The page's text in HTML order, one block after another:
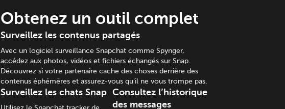
Obtenez un outil complet
Surveillez les contenus partagés
Avec un logiciel surveillance Snapchat comme Spynger,
accédez aux photos, vidéos et fichiers échangés sur Snap.
Découvrez si votre partenaire cache des choses derrière des
contenus éphémères et assurez-vous qu'il ne vous trompe pas.
Surveillez les chats Snap
Consultez l’historique
des messages